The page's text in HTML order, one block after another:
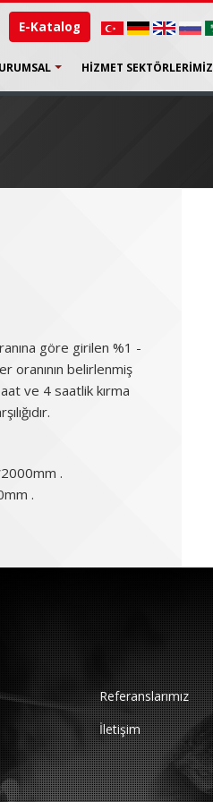
E-Katalog
HIZMET SEKTÖRLERIMIZ
göre girilen %1 -
oranının belirlenmiş
ve 4 saatlik kırma
.
.
Referanslarımız
İletişim